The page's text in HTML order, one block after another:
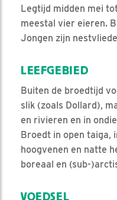
Legtijd midden mei
meestal vier eieren.
Jongen zijn
LEEFGEBIED
Buiten de broedtijd
slik (zoals Dollard),
en rivieren en in
Broedt in open taiga,
hoogvenen en natte
boreaal en (sub-
VOEDSEL